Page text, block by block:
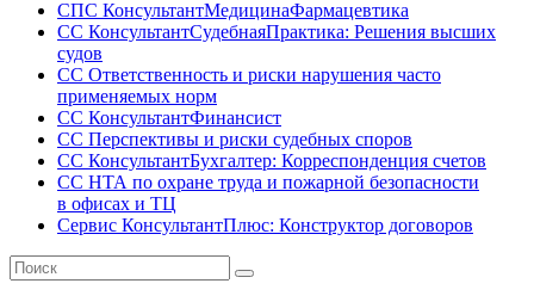
СПС КонсультантМедицинаФармацевтика
СС КонсультантСудебнаяПрактика: Решения высших
судов
СС Ответственность и риски нарушения часто
применяемых норм
СС КонсультантФинансист
СС Перспективы и риски судебных споров
СС КонсультантБухгалтер: Корреспонденция счетов
СС НТА по охране труда и пожарной безопасности
в офисах и ТЦ
Сервис КонсультантПлюс: Конструктор договоров